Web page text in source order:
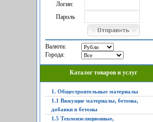
Логин:
Пароль
Валюта:
Города:
Каталог товаров и услуг
1. Общестроительные материалы
1.1 Вяжущие материалы, бетоны,
добавки в бетоны
1.5 Теплоизоляционные,